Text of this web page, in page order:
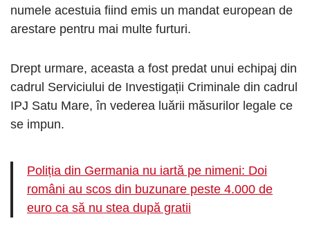
numele acestuia fiind emis un mandat european de
arestare pentru mai multe furturi.
Drept urmare, aceasta a fost predat unui echipaj din
cadrul Serviciului de Investigații Criminale din cadrul
IPJ Satu Mare, în vederea luării măsurilor legale ce
se impun.
Poliția din Germania nu iartă pe nimeni: Doi
români au scos din buzunare peste 4.000 de
euro ca să nu stea după gratii